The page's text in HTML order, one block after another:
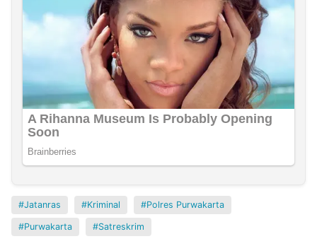
Jatanras Kriminal Polres Purwakarta
Purwakarta Satreskrim